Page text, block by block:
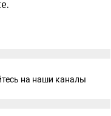
на наши каналы